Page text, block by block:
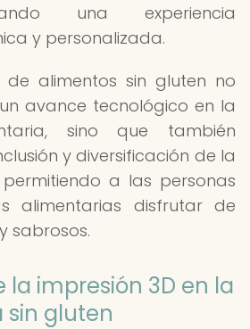
una experiencia
y personalizada.
de alimentos sin gluten no
avance tecnológico en la
sino que también
y diversificación de la
a las personas
alimentarias disfrutar de
sabrosos.
la impresión 3D en la
gluten